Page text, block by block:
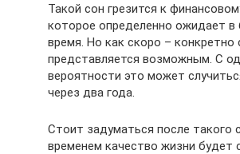
Такой сон грезится к
которое определенно ожидает в
время. Но как скоро – конкретно
представляется возможным. С
вероятности это может
через два года.
Стоит задуматься после такого
временем качество жизни будет